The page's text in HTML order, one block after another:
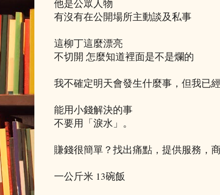
他是公眾人物
有沒有在公開場所主動談及私事
這柳丁這麼漂亮
不切開 怎麼知道裡面是不是爛的
我不確定明天會發生什麼事，但我已
能用小錢解決的事
不要用「淚水」。
賺錢很簡單？找出痛點，提供服務，
一公斤米 13碗飯